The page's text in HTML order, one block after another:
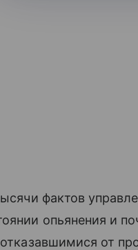
фактов
опьянения и
от